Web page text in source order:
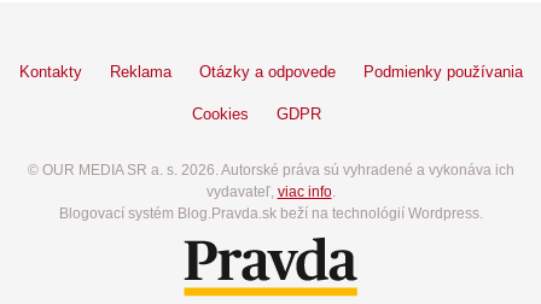
Kontakty Reklama Otázky a odpovede Podmienky používania
Cookies GDPR
© OUR MEDIA SR a. s. 2026. Autorské práva sú vyhradené a vykonáva ich
vydavateľ, viac info.
Blogovací systém Blog.Pravda.sk beží na technológií Wordpress.